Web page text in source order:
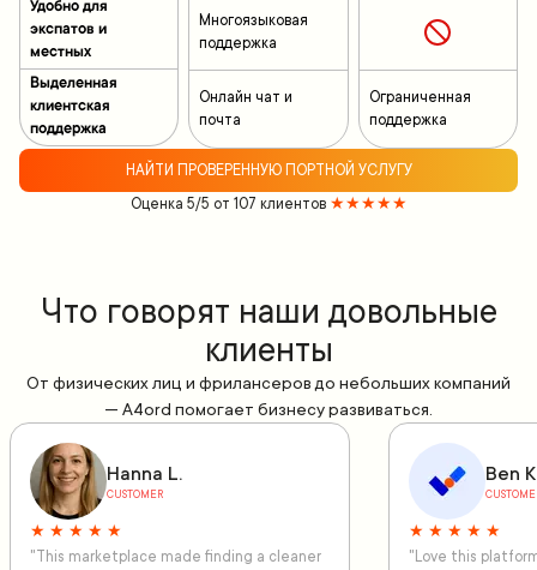
Удобно для
экспатов и
местных
Выделенная
клиентская
поддержка
Многоязыковая
поддержка
Онлайн чат и
почта
Ограниченная
поддержка
НАЙТИ ПРОВЕРЕННУЮ ПОРТНОЙ УСЛУГУ
Оценка 5/5 от 107 клиентов ★★★★★
Что говорят наши довольные
клиенты
От физических лиц и фрилансеров до небольших компаний
— A4ord помогает бизнесу развиваться.
Hanna L.
CUSTOMER
★ ★ ★ ★ ★
"This marketplace made finding a cleaner
Ben
★ ★ ★ ★ ★
"Love this